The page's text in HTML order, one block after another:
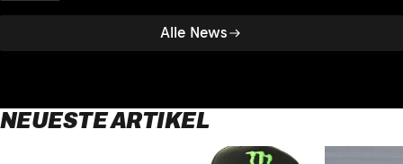
Alle News
NEUESTE ARTIKEL